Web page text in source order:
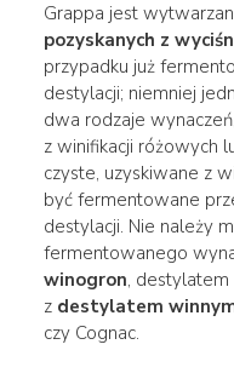
Grappa jest
pozyskanych z
przypadku już
destylacji; niemniej
dwa rodzaje
z winifikacji różowych
czyste, uzyskiwane z
być fermentowane
destylacji. Nie należy
fermentowanego
winogron,
z destylatem
czy Cognac.